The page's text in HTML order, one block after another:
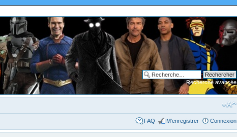
Recherche avancée
FAQ M’enregistrer Connexion